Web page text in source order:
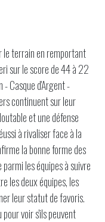
le terrain en remportant
sur le score de 44 à 22
- Casque d'Argent -
continuent sur leur
et une défense
à rivaliser face à la
la bonne forme des
les équipes à suivre
les deux équipes, les
leur statut de favoris.
voir s'ils peuvent